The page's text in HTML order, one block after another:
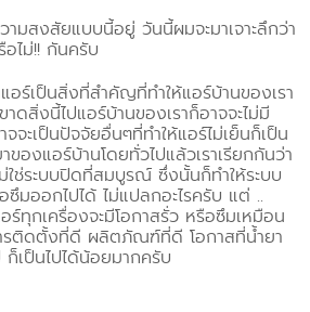
ามสงสัยแบบนี้อยู่ วันนี้ผมจะมาเจาะลึกว่า
อไม่!! กันครับ
อร์เป็นสิ่งที่สำคัญที่ทำให้แอร์บ้านของเรา
ดสิ่งนี้ไปแอร์บ้านของเราก็อาจจะไม่มี
จะเป็นปัจจัยอื่นๆที่ทำให้แอร์ไม่เย็นก็เป็น
ของแอร์บ้านโดยทั่วไปแล้วเราเรียกกันว่า
ใช่ระบบปิดที่สมบูรณ์ ซึ่งนั้นก็ทำให้ระบบ
ซึมออกไปได้ ไม่แปลกอะไรครับ แต่ ..
ร์ทุกเครื่องจะมีโอกาสรั่ว หรือซึมเหมือน
รติดตั้งที่ดี ผลิตภัณฑ์ที่ดี โอกาสที่น้ำยา
เป็นไปได้น้อยมากครับ